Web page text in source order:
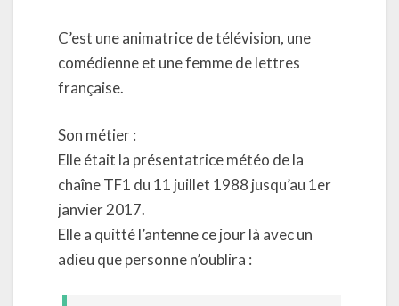
C’est une animatrice de télévision, une
comédienne et une femme de lettres
française.
Son métier :
Elle était la présentatrice météo de la
chaîne TF1 du 11 juillet 1988 jusqu’au 1er
janvier 2017.
Elle a quitté l’antenne ce jour là avec un
adieu que personne n’oublira :